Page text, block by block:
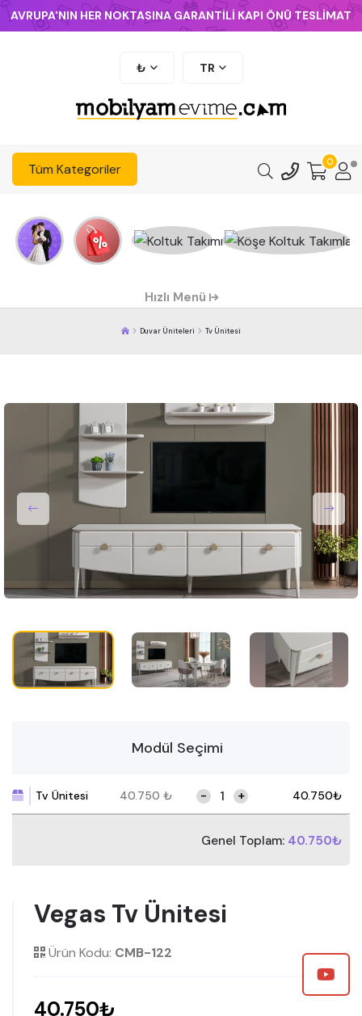
AVRUPA'NIN HER NOKTASINA GARANTİLİ KAPI ÖNÜ TESLİMAT
₺ TR
Tüm Kategoriler 0
Hızlı Menü
Duvar Üniteleri Tv Ünitesi
Modül Seçimi
Tv Ünitesi 40.750 ₺ - + 40.750₺
Genel Toplam: 40.750₺
Vegas Tv Ünitesi
Ürün Kodu: CMB-122
40.750₺